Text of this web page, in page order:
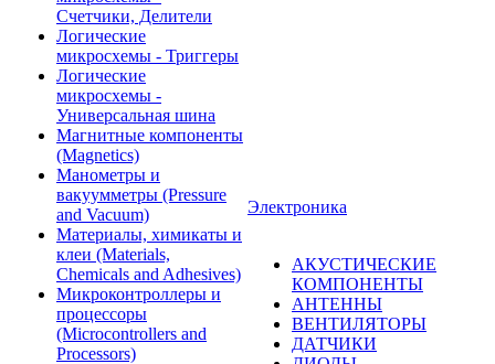
Счетчики, Делители
Логические
микросхемы - Триггеры
Логические
микросхемы -
Универсальная шина
Магнитные компоненты
(Magnetics)
Манометры и
вакуумметры (Pressure
and Vacuum)
Материалы, химикаты и
клеи (Materials,
Chemicals and Adhesives)
Микроконтроллеры и
процессоры
(Microcontrollers and
Processors)
Электроника
АКУСТИЧЕСКИЕ
КОМПОНЕНТЫ
АНТЕННЫ
ВЕНТИЛЯТОРЫ
ДАТЧИКИ